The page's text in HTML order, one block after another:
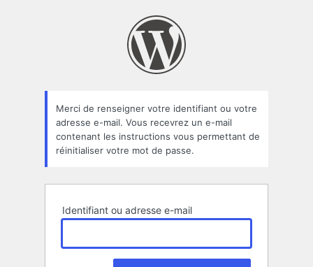
oublié
Merci de renseigner votre identifiant ou votre
adresse e-mail. Vous recevrez un e-mail
contenant les instructions vous permettant de
réinitialiser votre mot de passe.
Identifiant ou adresse e-mail